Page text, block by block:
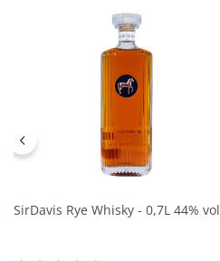
SirDavis Rye Whisky - 0,7L 44% vol